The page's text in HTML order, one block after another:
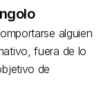
alguien
fuera de lo
de